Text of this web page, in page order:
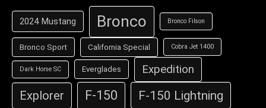
2024 Mustang Bronco Bronco Filson
Bronco Sport California Special Cobra Jet 1400
Dark Horse SC Everglades Expedition
Explorer F-150 F-150 Lightning